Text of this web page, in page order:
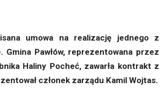
umowa na realizację jednego z
Pawłów, reprezentowana przez
Haliny Pocheć, zawarła kontrakt z
członek zarządu Kamil Wojtas.